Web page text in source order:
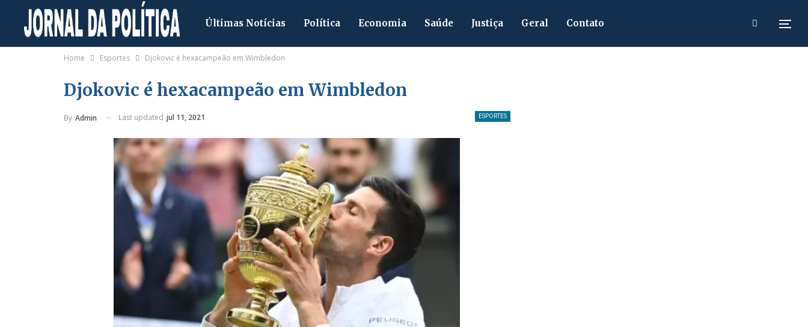
Últimas Notícias Política Economia Saúde Justiça Geral Contato
Home Esportes Djokovic é hexacampeão em Wimbledon
Djokovic é hexacampeão em Wimbledon
ESPORTES
By Admin Last updated jul 11, 2021